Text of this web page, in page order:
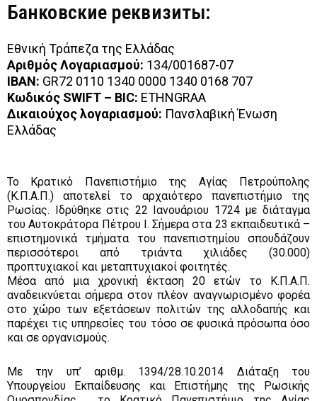
Банковские реквизиты:
Εθνική Τράπεζα της Ελλάδας
Αριθμός Λογαριασμού: 134/001687-07
IBAN: GR72 0110 1340 0000 1340 0168 707
Κωδικός SWIFT – BIC: ETHNGRAA
Δικαιούχος λογαριασμού: Πανσλαβική Ένωση
Ελλάδας
То Κρατικό Πανεπιστήμιο της Αγίας Πετρούπολης
(Κ.Π.Α.Π.) αποτελεί το αρχαιότερο πανεπιστήμιο της
Ρωσίας. Ιδρύθηκε στις 22 Ιανουάριου 1724 με διάταγμα
του Αυτοκράτορα Πέτρου I. Σήμερα στα 23 εκπαιδευτικά –
επιστημονικά τμήματα του πανεπιστημίου σπουδάζουν
περισσότεροι από τριάντα χιλιάδες (30.000)
προπτυχιακοί και μεταπτυχιακοί φοιτητές.
Μέσα από μια χρονική έκταση 20 ετών το Κ.Π.Α.Π.
αναδεικνύεται σήμερα στον πλέον αναγνωρισμένο φορέα
στο χώρο των εξετάσεων πολιτών της αλλοδαπής και
παρέχει τις υπηρεσίες του τόσο σε φυσικά πρόσωπα όσο
και σε οργανισμούς.
Με την υπ’ αριθμ. 1394/28.10.2014 Διάταξη του
Υπουργείου Εκπαίδευσης και Επιστήμης της Ρωσικής